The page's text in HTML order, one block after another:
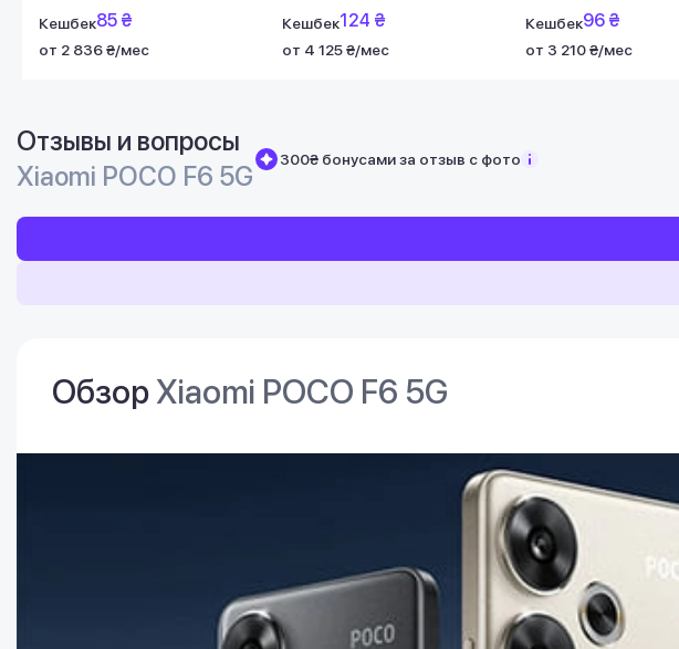
Кешбек85 ₴
от 2 836 ₴/мес
Кешбек124 ₴
от 4 125 ₴/мес
Кешбек96 ₴
от 3 210 ₴/мес
Отзывы и вопросы
Xiaomi POCO F6 5G
300₴ бонусами за отзыв с фото
ОбзорXiaomi POCO F6 5G